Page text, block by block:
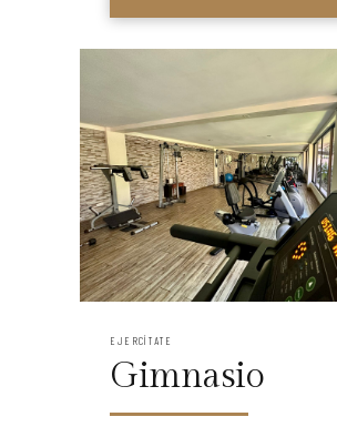
EJERCÍTATE
Gimnasio